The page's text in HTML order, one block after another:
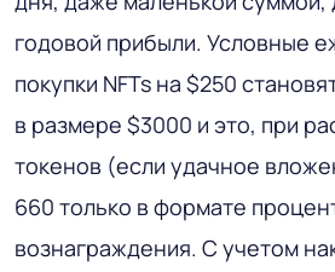
годовой прибыли. Условные
покупки NFTs на $250
в размере $3000 и это, при
токенов (если удачное
660 только в формате
вознаграждения. С учетом